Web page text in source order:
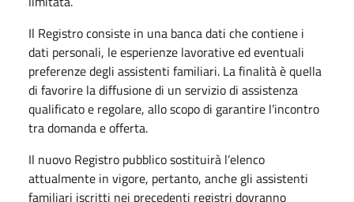
Il Registro consiste in una banca dati che contiene i
dati personali, le esperienze lavorative ed eventuali
preferenze degli assistenti familiari. La finalità è quella
di favorire la diffusione di un servizio di assistenza
qualificato e regolare, allo scopo di garantire l’incontro
tra domanda e offerta.
Il nuovo Registro pubblico sostituirà l’elenco
attualmente in vigore, pertanto, anche gli assistenti
familiari iscritti nei precedenti registri dovranno